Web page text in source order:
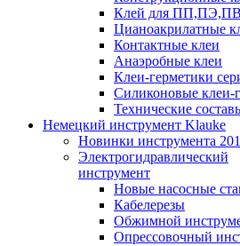
Клей для
Цианоакрилатные
Контактные клеи
Анаэробные клеи
Клеи-герметики
Силиконовые клеи-
Технические
Немецкий инструмент Klauke
Новинки инструмента
Электрогидравлический
инструмент
Новые насосные
Кабелерезы
Обжимной
Опрессовочный